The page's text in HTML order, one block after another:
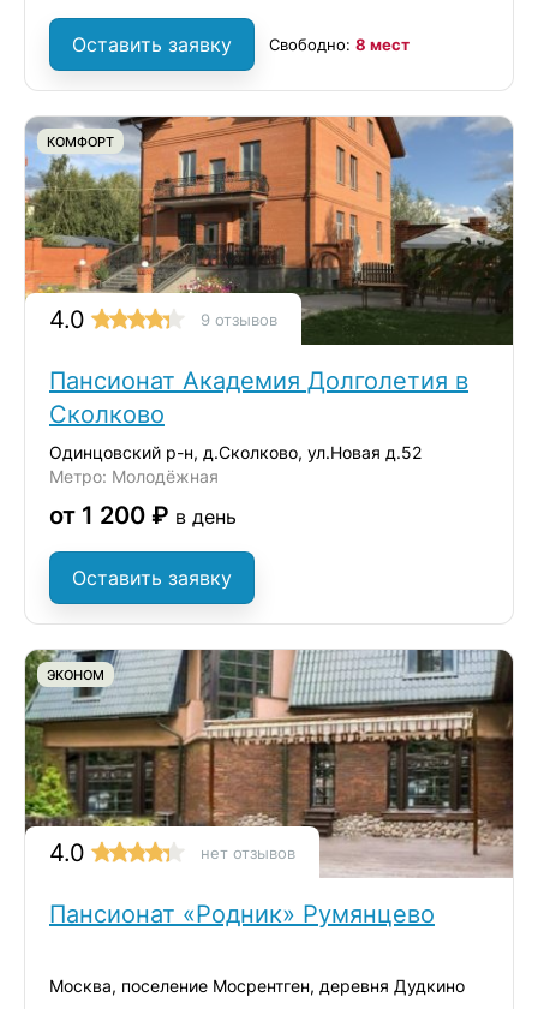
Оставить заявку Свободно: 8 мест
КОМФОРТ
4.0 9 отзывов
Пансионат Академия Долголетия в
Сколково
Одинцовский р-н, д.Сколково, ул.Новая д.52
Метро: Молодёжная
от 1 200 ₽ в день
Оставить заявку
ЭКОНОМ
4.0 нет отзывов
Пансионат «Родник» Румянцево
Москва, поселение Мосрентген, деревня Дудкино